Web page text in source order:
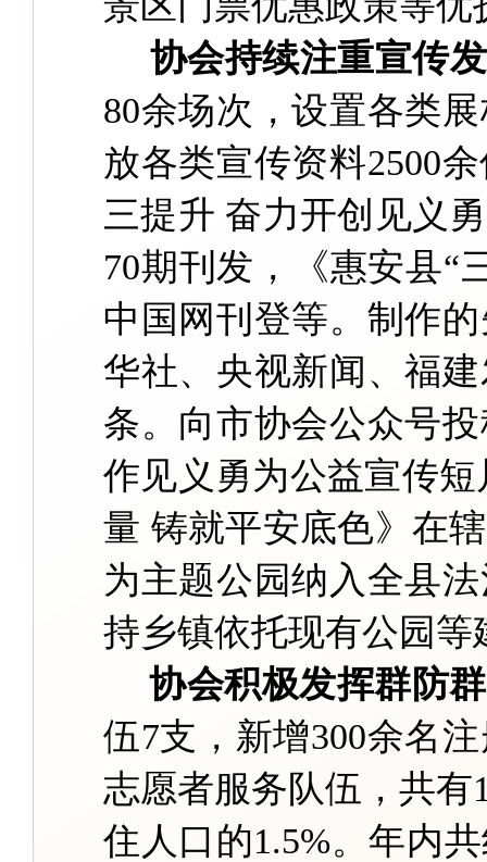
协会持续注重宣传
80余场次，设置各类
放各类宣传资料2500
三提升 奋力开创见义
70期刊发，《惠安县“
中国网刊登等。制作
华社、央视新闻、福
条。向市协会公众号
作见义勇为公益宣传
量 铸就平安底色》在
为主题公园纳入全县
持乡镇依托现有公园
协会积极发挥群防
伍7支，新增300余名
志愿者服务队伍，共有
住人口的1.5%。年内共